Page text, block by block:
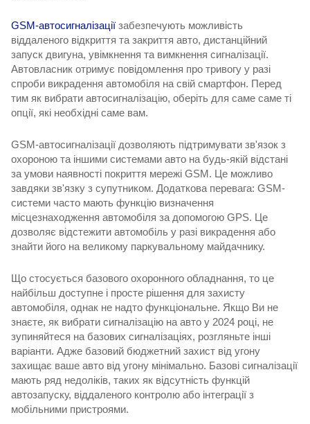
GSM-автосигналізації забезпечують можливість
віддаленого відкриття та закриття авто, дистанційний
запуск двигуна, увімкнення та вимкнення сигналізації.
Автовласник отримує повідомлення про тривогу у разі
спроби викрадення автомобіля на свій смартфон. Перед
тим як вибрати автосигналізацію, оберіть для саме саме ті
опції, які необхідні саме вам.
GSM-автосигналізації дозволяють підтримувати зв'язок з
охороною та іншими системами авто на будь-якій відстані
за умови наявності покриття мережі GSM. Це можливо
завдяки зв'язку з супутником. Додаткова перевага: GSM-
системи часто мають функцію визначення
місцезнаходження автомобіля за допомогою GPS. Це
дозволяє відстежити автомобіль у разі викрадення або
знайти його на великому паркувальному майдачнику.
Що стосується базового охоронного обладнання, то це
найбільш доступне і просте рішення для захисту
автомобіля, однак не надто функціональне. Якщо Ви не
знаєте, як вибрати сигналізацію на авто у 2024 році, не
зупиняйтеся на базових сигналізаціях, розгляньте інші
варіанти. Адже базовий бюджетний захист від угону
захищає ваше авто від угону мінімально. Базові сигналізації
мають ряд недоліків, таких як відсутність функцій
автозапуску, віддаленого контролю або інтеграції з
мобільними пристроями.